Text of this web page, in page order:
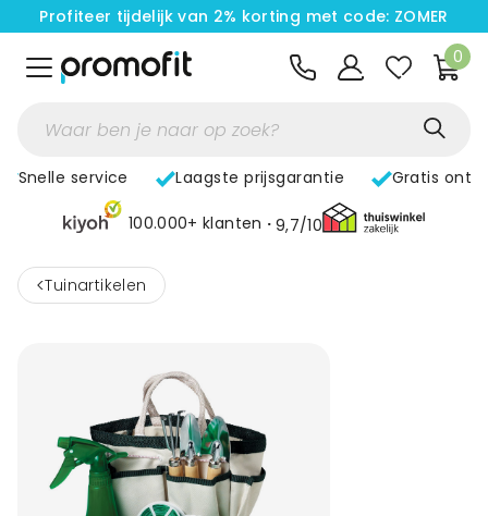
Profiteer tijdelijk van 2% korting met code: ZOMER
0
Snelle service Laagste prijsgarantie Gratis
100.000+ klanten 9,7/10
< Tuinartikelen